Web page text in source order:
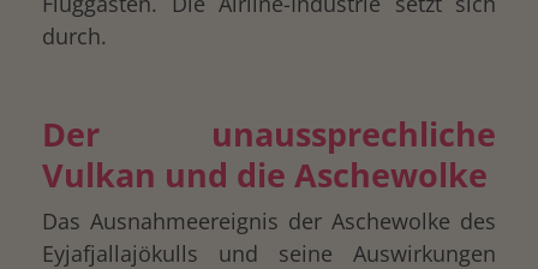
durch.
Der unaussprechliche
Vulkan und die Aschewolke
Das Ausnahmeereignis der Aschewolke des
Eyjafjallajökulls und seine Auswirkungen